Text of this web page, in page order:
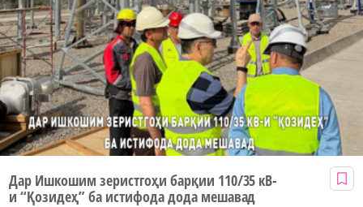
Дар Ишкошим зеристгоҳи барқии 110/35 кВ-
и “Қозидеҳ” ба истифода дода мешавад